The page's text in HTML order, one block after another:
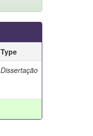
Type
Dissertação